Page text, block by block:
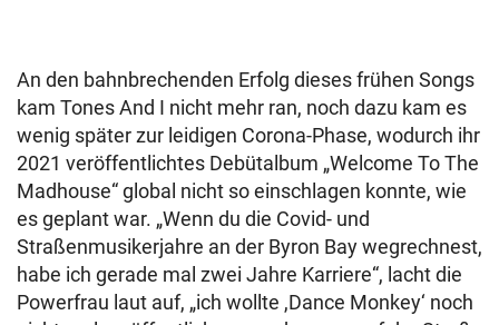
An den bahnbrechenden Erfolg dieses frühen Songs
kam Tones And I nicht mehr ran, noch dazu kam es
wenig später zur leidigen Corona-Phase, wodurch ihr
2021 veröffentlichtes Debütalbum „Welcome To The
Madhouse“ global nicht so einschlagen konnte, wie
es geplant war. „Wenn du die Covid- und
Straßenmusikerjahre an der Byron Bay wegrechnest,
habe ich gerade mal zwei Jahre Karriere“, lacht die
Powerfrau laut auf, „ich wollte ,Dance Monkey‘ noch